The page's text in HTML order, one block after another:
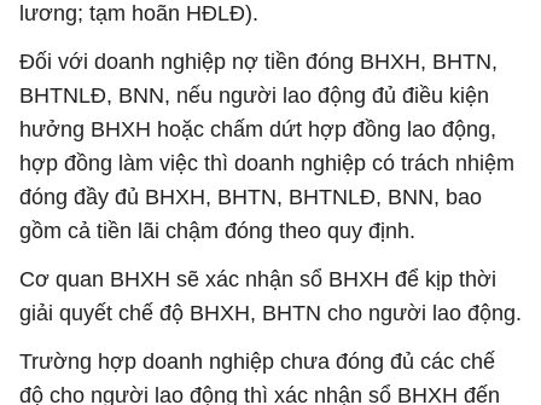
lương; tạm hoãn HĐLĐ).
Đối với doanh nghiệp nợ tiền đóng BHXH, BHTN,
BHTNLĐ, BNN, nếu người lao động đủ điều kiện
hưởng BHXH hoặc chấm dứt hợp đồng lao động,
hợp đồng làm việc thì doanh nghiệp có trách nhiệm
đóng đầy đủ BHXH, BHTN, BHTNLĐ, BNN, bao
gồm cả tiền lãi chậm đóng theo quy định.
Cơ quan BHXH sẽ xác nhận sổ BHXH để kịp thời
giải quyết chế độ BHXH, BHTN cho người lao động.
Trường hợp doanh nghiệp chưa đóng đủ các chế
độ cho người lao động thì xác nhận sổ BHXH đến